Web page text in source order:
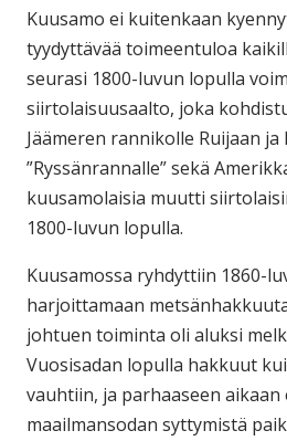
Kuusamo ei kuitenkaan
tyydyttävää toimeentuloa
seurasi 1800-luvun lopulla
siirtolaisuusaalto, joka
Jäämeren rannikolle Ruijaan
”Ryssänrannalle” sekä
kuusamolaisia muutti
1800-luvun lopulla.
Kuusamossa ryhdyttiin 1860-
harjoittamaan
johtuen toiminta oli aluksi
Vuosisadan lopulla hakkuut
vauhtiin, ja parhaaseen aikaan
maailmansodan syttymistä